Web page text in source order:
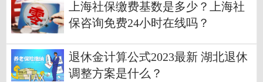
上海社保缴费基数是多少？上海社
保咨询免费24小时在线吗？
退休金计算公式2023最新 湖北退休
调整方案是什么？